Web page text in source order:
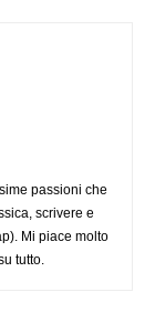
passioni che
scrivere e
Mi piace molto
tutto.